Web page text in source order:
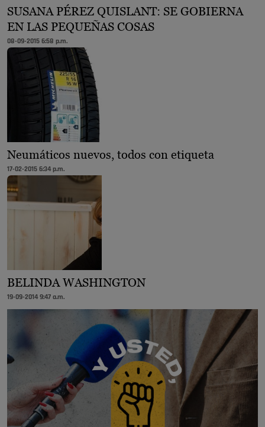
SUSANA PÉREZ QUISLANT: SE GOBIERNA
EN LAS PEQUEÑAS COSAS
08-09-2015 6:58 p.m.
Neumáticos nuevos, todos con etiqueta
17-02-2015 6:34 p.m.
BELINDA WASHINGTON
19-09-2014 9:47 a.m.